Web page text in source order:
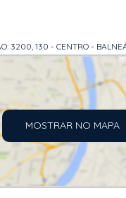
3200, 130 - CENTRO -
MOSTRAR NO MAPA